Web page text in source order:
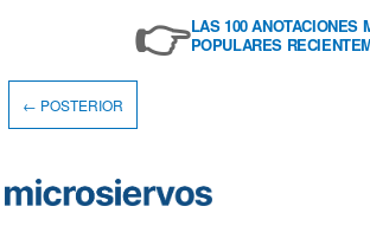
👉LAS 100 ANOTACIONES
POPULARES
← POSTERIOR